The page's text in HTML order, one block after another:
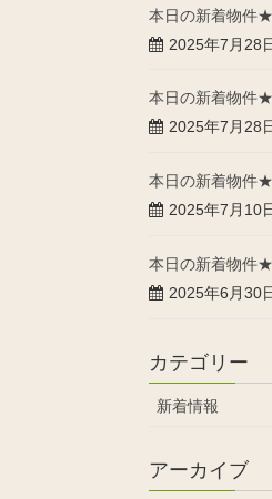
本日の新着物件
2025年7月28
本日の新着物件
2025年7月28
本日の新着物件
2025年7月10
本日の新着物件
2025年6月30
カテゴリー
新着情報
アーカイブ